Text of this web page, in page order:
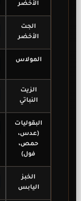
الأخضر
الجت
الأخضر
المولاس
الزيت
النباتي
البقوليات
(عدس،
حمص،
فول)
الخبز
اليابس